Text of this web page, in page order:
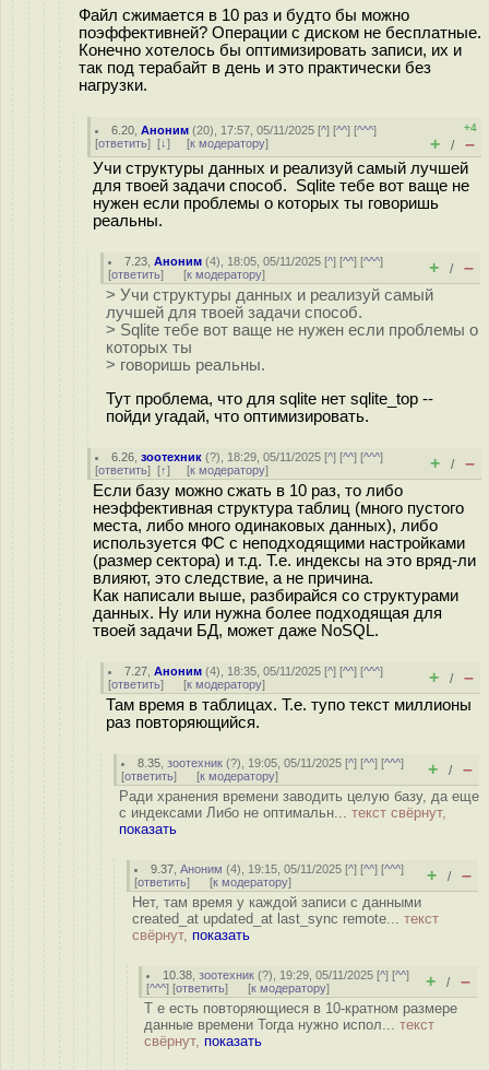
Файл сжимается в 10 раз и будто бы можно
поэффективней? Операции с диском не бесплатные.
Конечно хотелось бы оптимизировать записи, их и
так под терабайт в день и это практически без
нагрузки.
6.20 ,Аноним (20), 17:57, 05/11/2025 [^] [^^] [^^^]
[ответить] [↓] [к модератору]
+4
+ / –
Учи структуры данных и реализуй самый лучшей
для твоей задачи способ. Sqlite тебе вот ваще не
нужен если проблемы о которых ты говоришь
реальны.
7.23 ,Аноним (4), 18:05, 05/11/2025 [^] [^^] [^^^]
[ответить] [к модератору] + / –
> Учи структуры данных и реализуй самый
лучшей для твоей задачи способ.
> Sqlite тебе вот ваще не нужен если проблемы о
которых ты
> говоришь реальны.
Тут проблема, что для sqlite нет sqlite_top --
пойди угадай, что оптимизировать.
6.26 ,зоотехник (?), 18:29, 05/11/2025 [^] [^^] [^^^]
[ответить] [↑] [к модератору] + / –
Если базу можно сжать в 10 раз, то либо
неэффективная структура таблиц (много пустого
места, либо много одинаковых данных), либо
используется ФС с неподходящими настройками
(размер сектора) и т.д. Т.е. индексы на это вряд-ли
влияют, это следствие, а не причина.
Как написали выше, разбирайся со структурами
данных. Ну или нужна более подходящая для
твоей задачи БД, может даже NoSQL.
7.27 ,Аноним (4), 18:35, 05/11/2025 [^] [^^] [^^^]
[ответить] [к модератору] + / –
Там время в таблицах. Т.е. тупо текст миллионы
раз повторяющийся.
8.35 ,зоотехник (?), 19:05, 05/11/2025 [^] [^^] [^^^]
[ответить] [к модератору] + / –
Ради хранения времени заводить целую базу, да еще
с индексами Либо не оптимальн... текст свёрнут,
показать
9.37 ,Аноним (4), 19:15, 05/11/2025 [^] [^^] [^^^]
[ответить] [к модератору] + / –
Нет, там время у каждой записи с данными
created_at updated_at last_sync remote... текст
свёрнут, показать
10.38 ,зоотехник (?), 19:29, 05/11/2025 [^] [^^]
[^^^] [ответить] [к модератору] + / –
Т е есть повторяющиеся в 10-кратном размере
данные времени Тогда нужно испол... текст
свёрнут, показать